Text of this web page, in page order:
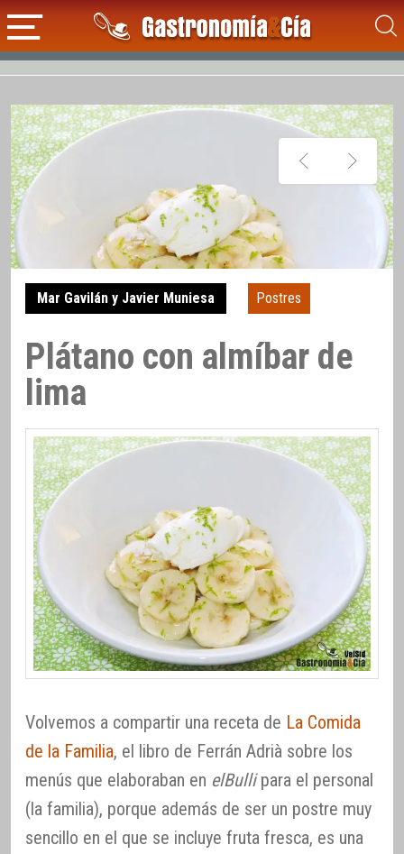
Mar Gavilán y Javier Muniesa Postres
Plátano con almíbar de
lima
Volvemos a compartir una receta de La Comida
de la Familia, el libro de Ferrán Adrià sobre los
menús que elaboraban en elBullipara el personal
(la familia), porque además de ser un postre muy
sencillo en el que se incluye fruta fresca, es una